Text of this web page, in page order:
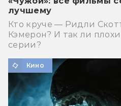
лучшему
Кто круче — Ридли
Кэмерон? И так ли
серии?
Кино